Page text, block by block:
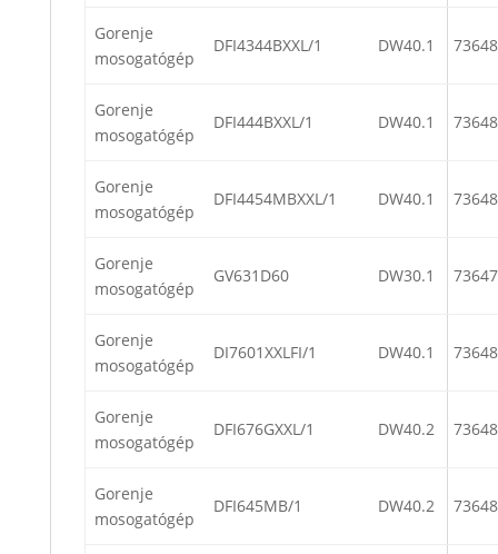
Gorenje
mosogatógép
DFI4344BXXL/1 DW40.1
Gorenje
mosogatógép
DFI444BXXL/1 DW40.1
Gorenje
mosogatógép
DFI4454MBXXL/1 DW40.1
Gorenje
mosogatógép
GV631D60 DW30.1
Gorenje
mosogatógép
DI7601XXLFI/1 DW40.1
Gorenje
mosogatógép
DFI676GXXL/1 DW40.2
Gorenje
mosogatógép
DFI645MB/1 DW40.2